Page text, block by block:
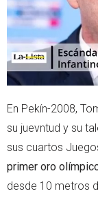
En Pekín-2008,
su juevntud y su
sus cuartos
primer oro
desde 10 metros